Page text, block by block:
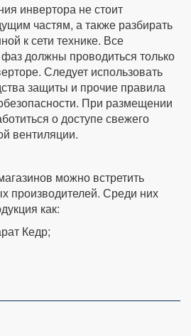
инвертора не стоит
частям, а также разбирать
к сети технике. Все
должны проводиться только
Следует использовать
защиты и прочие правила
При размещении
о доступе свежего
вентиляции.
можно встретить
производителей. Среди них
как:
Кедр;